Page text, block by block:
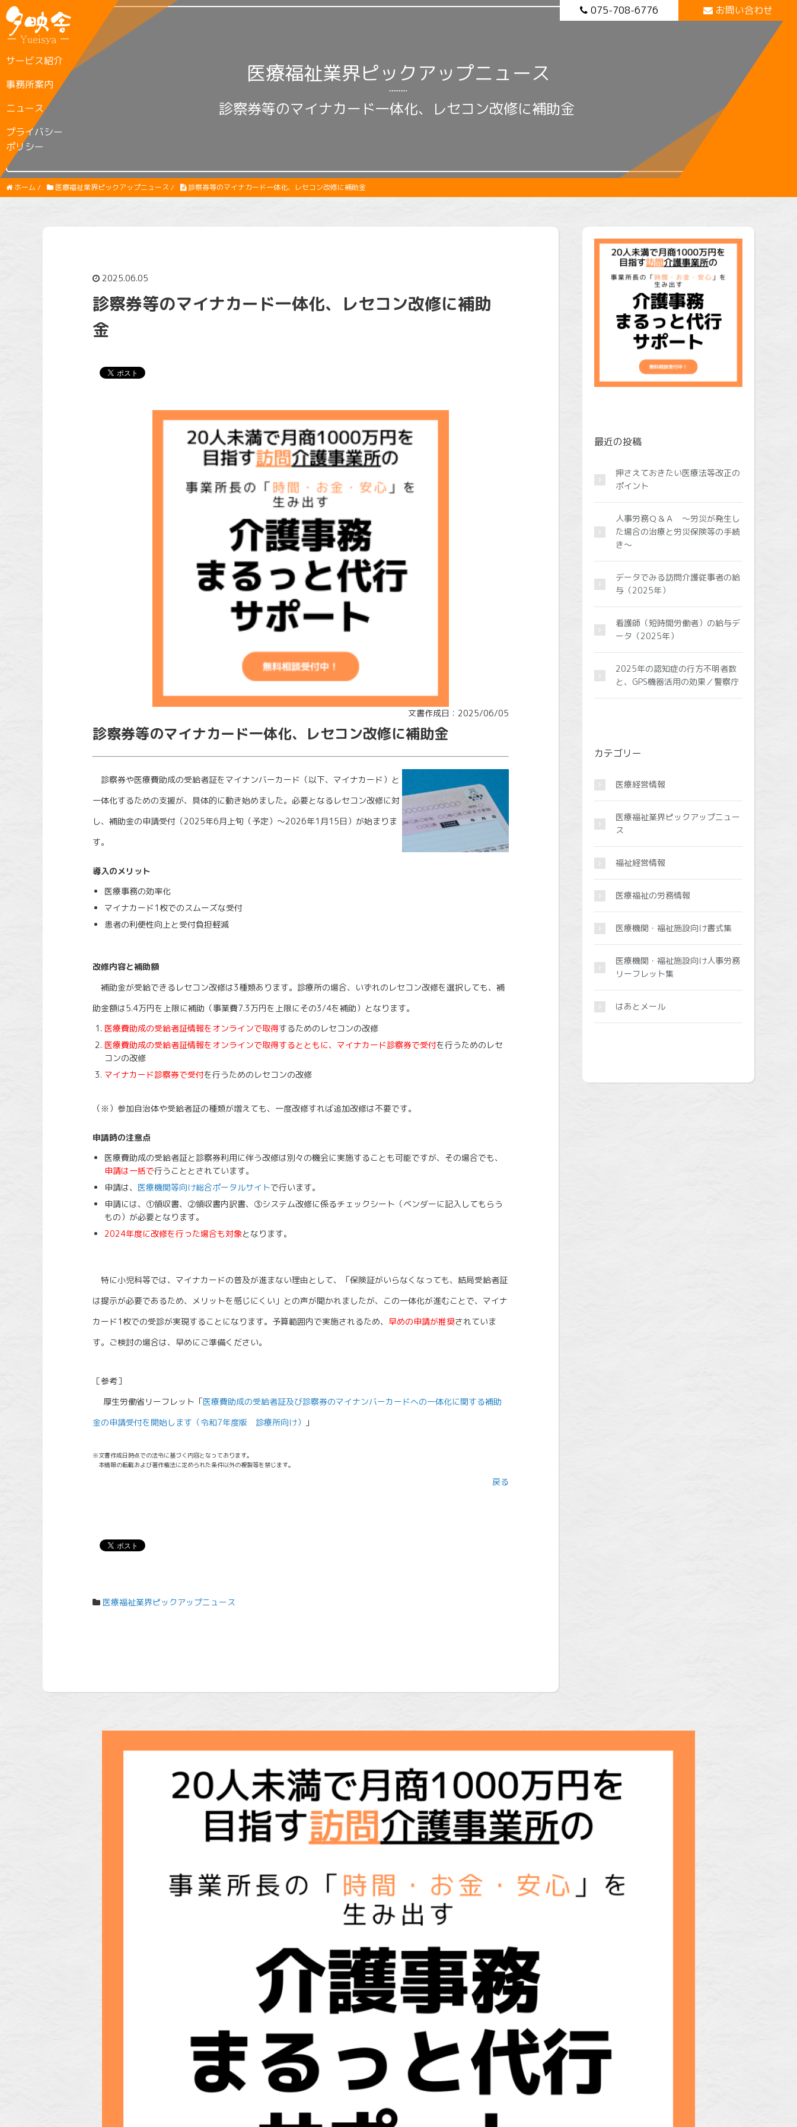
医療福祉業界ピックアップニュース
診察券等のマイナカード一体化、レセコン改修に補助金
075-708-6776 お問い合わせ
サービス紹介
事務所案内
ニュース
プライバシー
ポリシー
ホーム / 医療福祉業界ピックアップニュース / 診察券等のマイナカード一体化、レセコン改修に補助金
2025.06.05
診察券等のマイナカード一体化、レセコン改修に補助
金
文書作成日：2025/06/05
診察券等のマイナカード一体化、レセコン改修に補助金
診察券や医療費助成の受給者証をマイナンバーカード（以下、マイナカード）と
一体化するための支援が、具体的に動き始めました。必要となるレセコン改修に対
し、補助金の申請受付（2025年6月上旬（予定）～2026年1月15日）が始まりま
す。
導入のメリット
医療事務の効率化
マイナカード1枚でのスムーズな受付
患者の利便性向上と受付負担軽減
改修内容と補助額
補助金が受給できるレセコン改修は3種類あります。診療所の場合、いずれのレセコン改修を選択しても、補
助金額は5.4万円を上限に補助（事業費7.3万円を上限にその3/4を補助）となります。
医療費助成の受給者証情報をオンラインで取得するためのレセコンの改修
医療費助成の受給者証情報をオンラインで取得するとともに、マイナカード診察券で受付を行うためのレセ
コンの改修
マイナカード診察券で受付を行うためのレセコンの改修
（※）参加自治体や受給者証の種類が増えても、一度改修すれば追加改修は不要です。
申請時の注意点
医療費助成の受給者証と診察券利用に伴う改修は別々の機会に実施することも可能ですが、その場合でも、
申請は一括で行うこととされています。
申請は、 医療機関等向け総合ポータルサイトで行います。
申請には、①領収書、②領収書内訳書、③システム改修に係るチェックシート（ベンダーに記入してもらう
もの）が必要となります。
2024年度に改修を行った場合も対象となります。
特に小児科等では、マイナカードの普及が進まない理由として、「保険証がいらなくなっても、結局受給者証
は提示が必要であるため、メリットを感じにくい」との声が聞かれましたが、この一体化が進むことで、マイナ
カード1枚での受診が実現することになります。予算範囲内で実施されるため、 早めの申請が推奨されていま
す。ご検討の場合は、早めにご準備ください。
［参考］
厚生労働省リーフレット「医療費助成の受給者証及び診察券のマイナンバーカードへの一体化に関する補助
金の申請受付を開始します（令和7年度版 診療所向け）
」
※文書作成日時点での法令に基づく内容となっております。
本情報の転載および著作権法に定められた条件以外の複製等を禁じます。
戻る
医療福祉業界ピックアップニュース
最近の投稿
押さえておきたい医療法等改正の
ポイント
人事労務Ｑ＆Ａ ～労災が発生し
た場合の治療と労災保険等の手続
き～
データでみる訪問介護従事者の給
与（2025年）
看護師（短時間労働者）の給与デ
ータ（2025年）
2025年の認知症の行方不明者数
と、GPS機器活用の効果／警察庁
カテゴリー
医療経営情報
医療福祉業界ピックアップニュー
ス
福祉経営情報
医療福祉の労務情報
医療機関・福祉施設向け書式集
医療機関・福祉施設向け人事労務
リーフレット集
はあとメール